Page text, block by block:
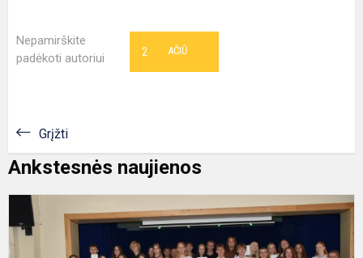
Nepamirškite
padėkoti autoriui
AČIŪ
2
Grįžti
Ankstesnės naujienos